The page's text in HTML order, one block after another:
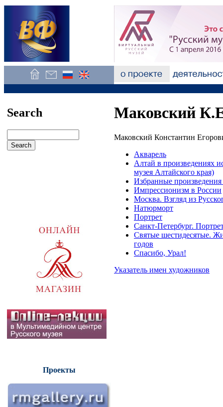
Search
Проекты
Маковский
Маковский Константин
Акварель
Алтай в произведениях
музея Алтайского края)
Избранные
Импрессионизм в России
Москва. Взгляд из
Натюрморт
Портрет
Санкт-Петербург.
Святые шестидесятые.
годов
Спасибо, Урал!
Указатель имен художников